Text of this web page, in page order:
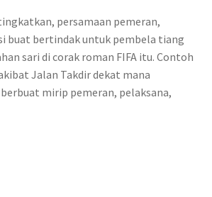
persamaan pemeran,
buat bertindak untuk pembela tiang
sari di corak roman FIFA itu. Contoh
Jalan Takdir dekat mana
mirip pemeran, pelaksana,